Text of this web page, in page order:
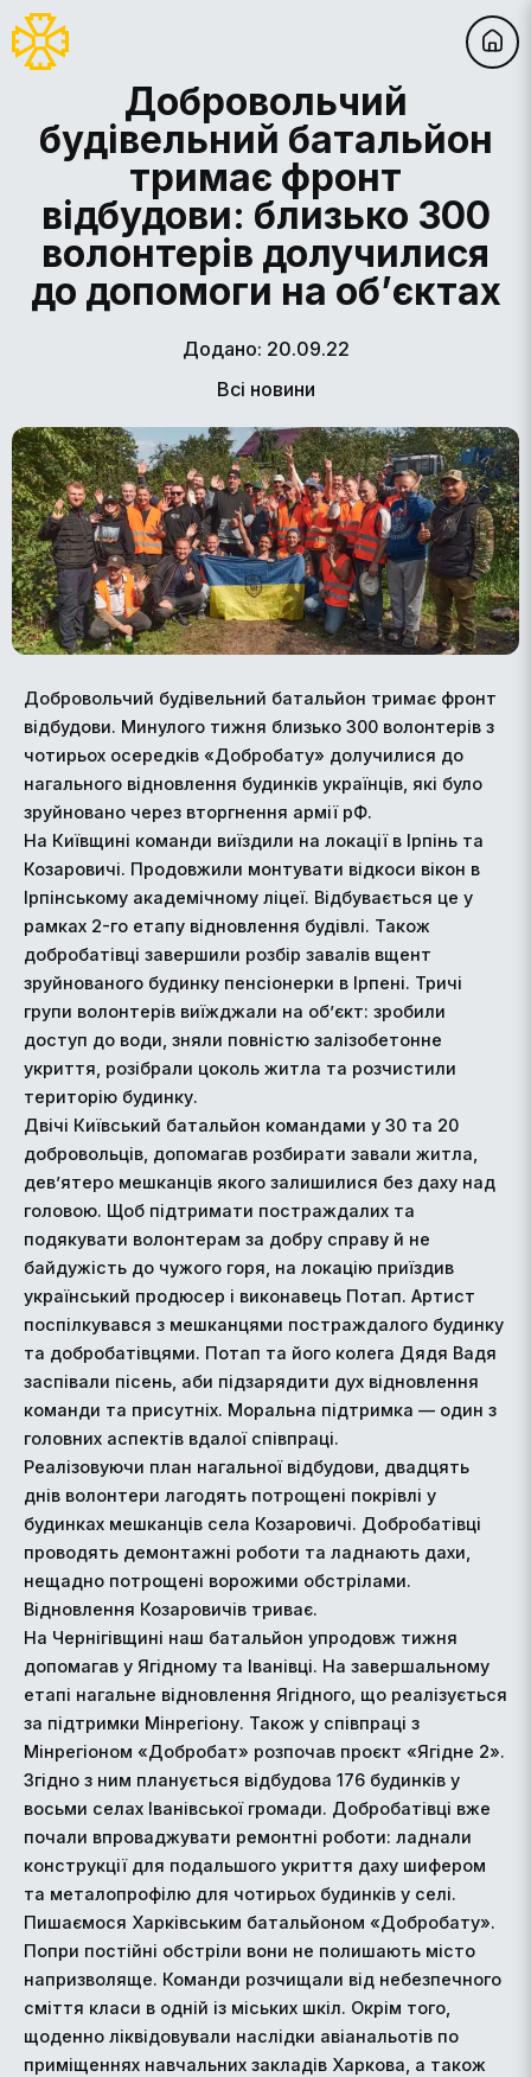
Добровольчий
будівельний батальйон
тримає фронт
відбудови: близько 300
волонтерів долучилися
до допомоги на об’єктах
Додано: 20.09.22
Всі новини
Добровольчий будівельний батальйон тримає фронт
відбудови. Минулого тижня близько 300 волонтерів з
чотирьох осередків «Добробату» долучилися до
нагального відновлення будинків українців, які було
зруйновано через вторгнення армії рФ.
На Київщині команди виїздили на локації в Ірпінь та
Козаровичі. Продовжили монтувати відкоси вікон в
Ірпінському академічному ліцеї. Відбувається це у
рамках 2-го етапу відновлення будівлі. Також
добробатівці завершили розбір завалів вщент
зруйнованого будинку пенсіонерки в Ірпені. Тричі
групи волонтерів виїжджали на об’єкт: зробили
доступ до води, зняли повністю залізобетонне
укриття, розібрали цоколь житла та розчистили
територію будинку.
Двічі Київський батальйон командами у 30 та 20
добровольців, допомагав розбирати завали житла,
дев’ятеро мешканців якого залишилися без даху над
головою. Щоб підтримати постраждалих та
подякувати волонтерам за добру справу й не
байдужість до чужого горя, на локацію приїздив
український продюсер і виконавець Потап. Артист
поспілкувався з мешканцями постраждалого будинку
та добробатівцями. Потап та його колега Дядя Вадя
заспівали пісень, аби підзарядити дух відновлення
команди та присутніх. Моральна підтримка — один з
головних аспектів вдалої співпраці.
Реалізовуючи план нагальної відбудови, двадцять
днів волонтери лагодять потрощені покрівлі у
будинках мешканців села Козаровичі. Добробатівці
проводять демонтажні роботи та ладнають дахи,
нещадно потрощені ворожими обстрілами.
Відновлення Козаровичів триває.
На Чернігівщині наш батальйон упродовж тижня
допомагав у Ягідному та Іванівці. На завершальному
етапі нагальне відновлення Ягідного, що реалізується
за підтримки Мінрегіону. Також у співпраці з
Мінрегіоном «Добробат» розпочав проєкт «Ягідне 2».
Згідно з ним планується відбудова 176 будинків у
восьми селах Іванівської громади. Добробатівці вже
почали впроваджувати ремонтні роботи: ладнали
конструкції для подальшого укриття даху шифером
та металопрофілю для чотирьох будинків у селі.
Пишаємося Харківським батальйоном «Добробату».
Попри постійні обстріли вони не полишають місто
напризволяще. Команди розчищали від небезпечного
сміття класи в одній із міських шкіл. Окрім того,
щоденно ліквідовували наслідки авіанальотів по
приміщеннях навчальних закладів Харкова, а також